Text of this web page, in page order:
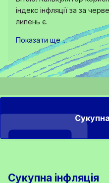
індекс інфляції за за
липень є.
Показати ще ...
Сукупна інфляція